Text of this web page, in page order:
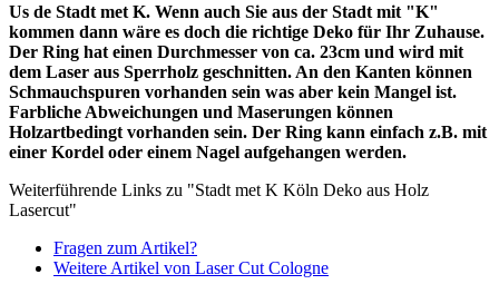
Us de Stadt met K. Wenn auch Sie aus der Stadt mit "K"
kommen dann wäre es doch die richtige Deko für Ihr Zuhause.
Der Ring hat einen Durchmesser von ca. 23cm und wird mit
dem Laser aus Sperrholz geschnitten. An den Kanten können
Schmauchspuren vorhanden sein was aber kein Mangel ist.
Farbliche Abweichungen und Maserungen können
Holzartbedingt vorhanden sein. Der Ring kann einfach z.B. mit
einer Kordel oder einem Nagel aufgehangen werden.
Weiterführende Links zu "Stadt met K Köln Deko aus Holz
Lasercut"
Fragen zum Artikel?
Weitere Artikel von Laser Cut Cologne